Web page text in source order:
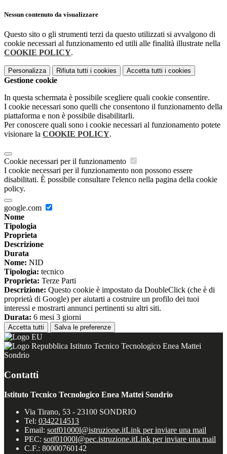
Nessun contenuto da visualizzare
Questo sito o gli strumenti terzi da questo utilizzati si avvalgono di
cookie necessari al funzionamento ed utili alle finalità illustrate nella
COOKIE POLICY.
Personalizza Rifiuta tutti i cookies Accetta tutti i cookies
Gestione cookie
In questa schermata è possibile scegliere quali cookie consentire.
I cookie necessari sono quelli che consentono il funzionamento della
piattaforma e non è possibile disabilitarli.
Per conoscere quali sono i cookie necessari al funzionamento potete
visionare la COOKIE POLICY.
Cookie necessari per il funzionamento
I cookie necessari per il funzionamento non possono essere
disabilitati. È possibile consultare l'elenco nella pagina della cookie
policy.
google.com
Nome
Tipologia
Proprieta
Descrizione
Durata
Nome: NID
Tipologia: tecnico
Proprieta: Terze Parti
Descrizione: Questo cookie è impostato da DoubleClick (che è di
proprietà di Google) per aiutarti a costruire un profilo dei tuoi
interessi e mostrarti annunci pertinenti su altri siti.
Durata: 6 mesi 3 giorni
Accetta tutti Salva le preferenze
Istituto Tecnico Tecnologico Enea Mattei
Sondrio
Contatti
Istituto Tecnico Tecnologico Enea Mattei Sondrio
Via Tirano, 53 - 23100 SONDRIO
Tel: 0342214513
Email: sotf01000l@istruzione.itLink per inviare una mail
PEC: sotf01000l@pec.istruzione.itLink per inviare una mail
C.F.: 80000760142